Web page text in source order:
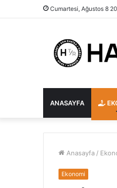
Cumartesi, Ağustos 8
ANASAYFA
Anasayfa /
Ekonomi